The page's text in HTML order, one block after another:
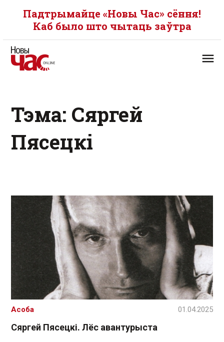
Падтрымайце «Новы Час» сёння!
Каб было што чытаць заўтра
Тэма: Сяргей
Пясецкі
Сяргей Пясецкі. Лёс авантурыста
Асоба 01.04.2025